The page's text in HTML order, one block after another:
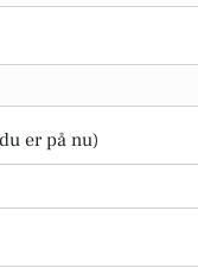
er på nu)